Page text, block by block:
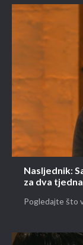
Nasljednik:
za dva tjedna
Pogledajte što